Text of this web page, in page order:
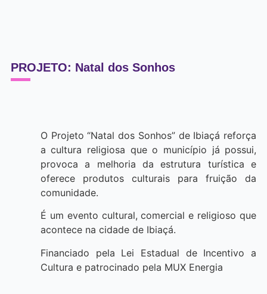
PROJETO: Natal dos Sonhos
O Projeto “Natal dos Sonhos” de Ibiaçá reforça
a cultura religiosa que o município já possui,
provoca a melhoria da estrutura turística e
oferece produtos culturais para fruição da
comunidade.
É um evento cultural, comercial e religioso que
acontece na cidade de Ibiaçá.
Financiado pela Lei Estadual de Incentivo a
Cultura e patrocinado pela MUX Energia